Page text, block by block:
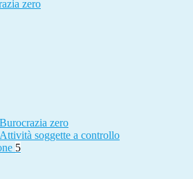
zero
Burocrazia zero
Attività soggette a controllo
5